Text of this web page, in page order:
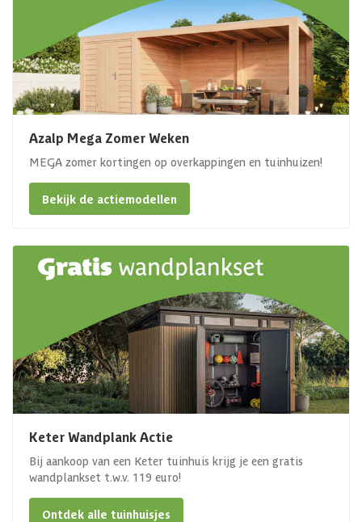
Azalp Mega Zomer Weken
MEGA zomer kortingen op overkappingen en tuinhuizen!
Bekijk de actiemodellen
Keter Wandplank Actie
Bij aankoop van een Keter tuinhuis krijg je een gratis
wandplankset t.w.v. 119 euro!
Ontdek alle tuinhuisjes